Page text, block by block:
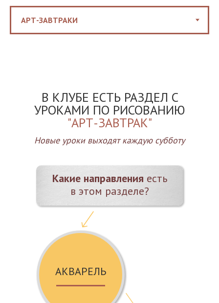
В КЛУБЕ ЕСТЬ РАЗДЕЛ С
УРОКАМИ ПО РИСОВАНИЮ
"АРТ-ЗАВТРАК"
АКВАРЕЛЬ
Какие направления есть
в этом разделе?
Новые уроки выходят каждую субботу